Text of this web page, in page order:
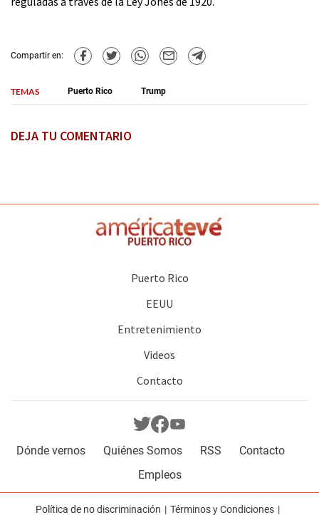
Compartir en:
TEMAS Puerto Rico Trump
DEJA TU COMENTARIO
Puerto Rico
EEUU
Entretenimiento
Videos
Contacto
Dónde vernos Quiénes Somos RSS
Contacto
Empleos
Política de no discriminación Términos y Condiciones